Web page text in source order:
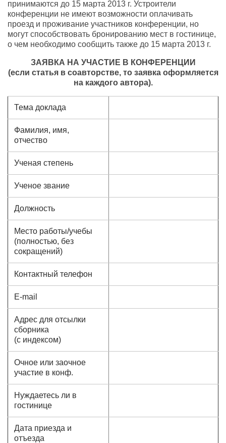
принимаются до 15 марта 2013 г. Устроители
конференции не имеют возможности оплачивать
проезд и проживание участников конференции, но
могут способствовать бронированию мест в гостинице,
о чем необходимо сообщить также до 15 марта 2013 г.
ЗАЯВКА НА УЧАСТИЕ В КОНФЕРЕНЦИИ
(если статья в соавторстве, то заявка оформляется
на каждого автора).
Тема доклада
Фамилия, имя,
отчество
Ученая степень
Ученое звание
Должность
Место работы/учебы
(полностью, без
сокращений)
Контактный телефон
E-mail
Адрес для отсылки
сборника
(с индексом)
Очное или заочное
участие в конф.
Нуждаетесь ли в
гостинице
Дата приезда и
отъезда